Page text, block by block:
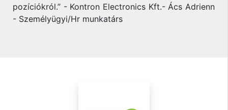
pozíciókról.” - Kontron Electronics Kft.- Ács Adrienn
- Személyügyi/Hr munkatárs